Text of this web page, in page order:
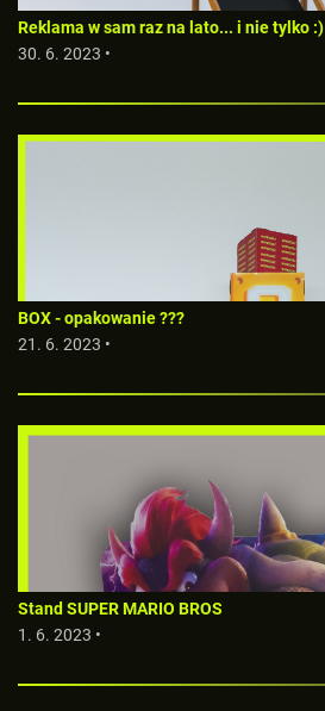
Reklama w sam raz na lato... i nie tylko :)
30. 6. 2023 •
BOX - opakowanie ???
21. 6. 2023 •
Stand SUPER MARIO BROS
1. 6. 2023 •